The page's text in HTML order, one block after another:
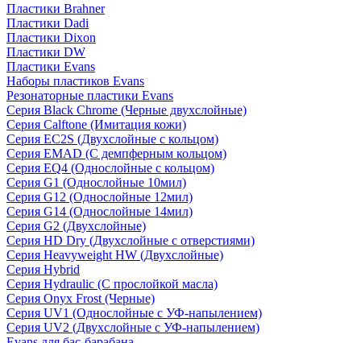
Пластики Brahner
Пластики Dadi
Пластики Dixon
Пластики DW
Пластики Evans
Наборы пластиков Evans
Резонаторные пластики Evans
Серия Black Chrome (Черные двухслойные)
Серия Calftone (Имитация кожи)
Серия EC2S (Двухслойные с кольцом)
Серия EMAD (С демпферным кольцом)
Серия EQ4 (Однослойные с кольцом)
Серия G1 (Однослойные 10мил)
Серия G12 (Однослойные 12мил)
Серия G14 (Однослойные 14мил)
Серия G2 (Двухслойные)
Серия HD Dry (Двухслойные с отверстиями)
Серия Heavyweight HW (Двухслойные)
Серия Hybrid
Серия Hydraulic (С прослойкой масла)
Серия Onyx Frost (Черные)
Серия UV1 (Однослойные с УФ-напылением)
Серия UV2 (Двухслойные с УФ-напылением)